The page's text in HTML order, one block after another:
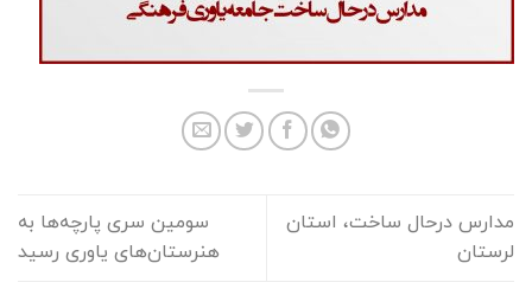
مدارس درحال ساخت، استان
لرستان
سومین سری پارچه‌ها به
هنرستان‌های یاوری رسید